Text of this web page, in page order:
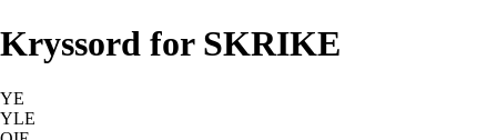
Kryssord for SKRIKE
YE
YLE